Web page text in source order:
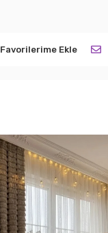
Favorilerime Ekle